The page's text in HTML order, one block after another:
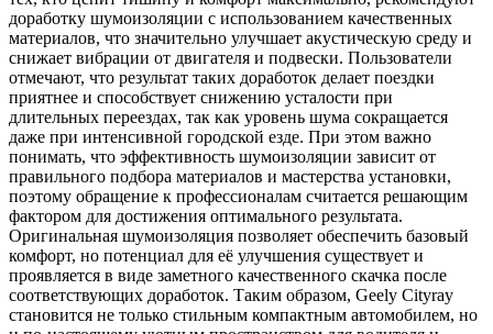
доработку шумоизоляции с использованием качественных
материалов, что значительно улучшает акустическую среду и
снижает вибрации от двигателя и подвески. Пользователи
отмечают, что результат таких доработок делает поездки
приятнее и способствует снижению усталости при
длительных переездах, так как уровень шума сокращается
даже при интенсивной городской езде. При этом важно
понимать, что эффективность шумоизоляции зависит от
правильного подбора материалов и мастерства установки,
поэтому обращение к профессионалам считается решающим
фактором для достижения оптимального результата.
Оригинальная шумоизоляция позволяет обеспечить базовый
комфорт, но потенциал для её улучшения существует и
проявляется в виде заметного качественного скачка после
соответствующих доработок. Таким образом, Geely Cityray
становится не только стильным компактным автомобилем, но